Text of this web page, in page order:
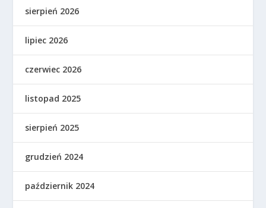
sierpień 2026
lipiec 2026
czerwiec 2026
listopad 2025
sierpień 2025
grudzień 2024
październik 2024